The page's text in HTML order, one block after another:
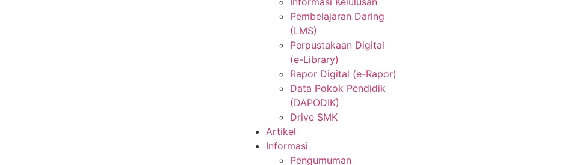
Pembelajaran Daring
(LMS)
Perpustakaan Digital
(e-Library)
Rapor Digital (e-Rapor)
Data Pokok Pendidik
(DAPODIK)
Drive SMK
Artikel
Informasi
Pengumuman